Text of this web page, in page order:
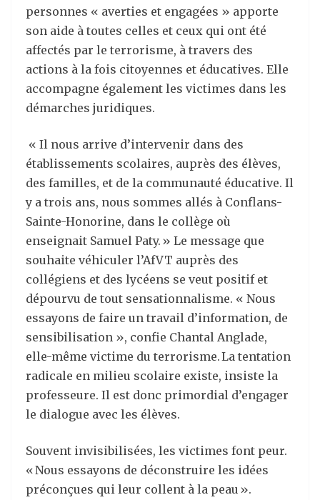
personnes « averties et engagées » apporte
son aide à toutes celles et ceux qui ont été
affectés par le terrorisme, à travers des
actions à la fois citoyennes et éducatives. Elle
accompagne également les victimes dans les
démarches juridiques.
« Il nous arrive d’intervenir dans des
établissements scolaires, auprès des élèves,
des familles, et de la communauté éducative. Il
y a trois ans, nous sommes allés à Conflans-
Sainte-Honorine, dans le collège où
enseignait Samuel Paty. » Le message que
souhaite véhiculer l’AfVT auprès des
collégiens et des lycéens se veut positif et
dépourvu de tout sensationnalisme. « Nous
essayons de faire un travail d’information, de
sensibilisation », confie Chantal Anglade,
elle-même victime du terrorisme. La tentation
radicale en milieu scolaire existe, insiste la
professeure. Il est donc primordial d’engager
le dialogue avec les élèves.
Souvent invisibilisées, les victimes font peur.
« Nous essayons de déconstruire les idées
préconçues qui leur collent à la peau ».